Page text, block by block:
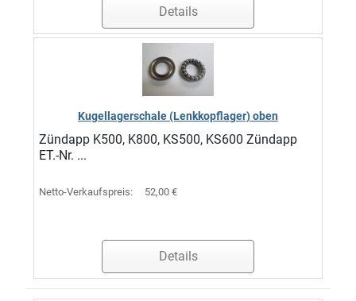
Details
Kugellagerschale (Lenkkopflager) oben
Zündapp K500, K800, KS500, KS600 Zündapp
ET.-Nr. ...
Netto-Verkaufspreis: 52,00 €
Details